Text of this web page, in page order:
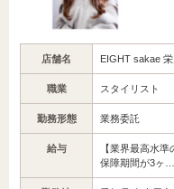
店舗名 EIGHT sakae
職業 スタイリスト
勤務形態 業務委託
給与
【業界最高水
保障期間が3ヶ…